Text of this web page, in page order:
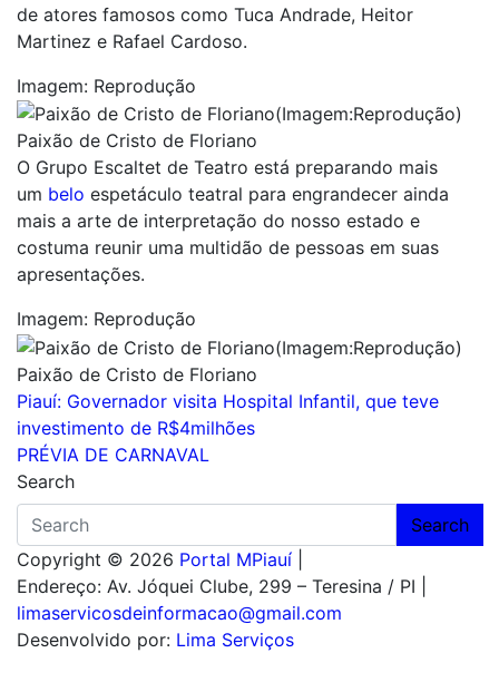
de atores famosos como Tuca Andrade, Heitor
Martinez e Rafael Cardoso.
Imagem: Reprodução
Paixão de Cristo de Floriano
O Grupo Escaltet de Teatro está preparando mais
um belo espetáculo teatral para engrandecer ainda
mais a arte de interpretação do nosso estado e
costuma reunir uma multidão de pessoas em suas
apresentações.
Imagem: Reprodução
Paixão de Cristo de Floriano
Navegação
de
Post
Piauí: Governador visita Hospital Infantil, que teve
investimento de R$4milhões
PRÉVIA DE CARNAVAL
Search
Search
Copyright © 2026 Portal MPiauí
Endereço: Av. Jóquei Clube, 299 – Teresina / PI
limaservicosdeinformacao@gmail.com
Desenvolvido por: Lima Serviços